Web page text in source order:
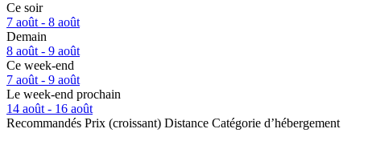
Ce soir
7 août - 8 août
Demain
8 août - 9 août
Ce week-end
7 août - 9 août
Le week-end prochain
14 août - 16 août
Recommandés Prix (croissant) Distance Catégorie d’hébergement